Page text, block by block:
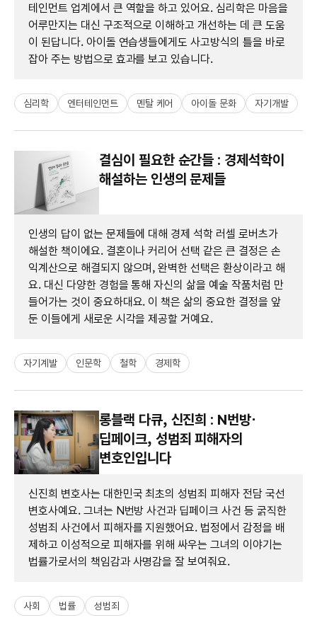
테인먼트 업계에서 큰 역할을 하고 있어요. 심리학은 마음을
어루만지는 대신 구조적으로 이해하고 개선하는 데 큰 도움
이 된답니다. 아이돌 연습생들에게도 사고방식의 틀을 바로
잡아 주는 방법으로 효과를 보고 있습니다.
심리학 엔터테인먼트 멘탈 케어 아이돌 문화 자기개발
결심이 필요한 순간들 : 경제석학이
해설하는 인생의 문제들
인생의 답이 없는 문제들에 대해 경제 석학 러셀 로버츠가
해설한 책이에요. 결혼이나 커리어 선택 같은 큰 결정은 손
익계산으로 해결되지 않으며, 완벽한 선택은 환상이라고 해
요. 대신 다양한 경험을 통해 자신의 삶을 예술 작품처럼 만
들어가는 것이 중요하대요. 이 책은 삶의 중요한 결정을 앞
둔 이들에게 새로운 시각을 제공할 거예요.
자기계발 인문학 철학 경제학
롱블랙 다큐, 신진희 : N번방⋅
딥페이크, 성범죄 피해자의
변호인입니다
신진희 변호사는 대한민국 최초의 성범죄 피해자 전담 국선
변호사예요. 그녀는 N번방 사건과 딥페이크 사건 등 굵직한
성범죄 사건에서 피해자를 지원했어요. 법정에서 감정을 배
제하고 이성적으로 피해자를 위해 싸우는 그녀의 이야기는
법률가로서의 책임감과 사명감을 잘 보여줘요.
사회 법률 성범죄